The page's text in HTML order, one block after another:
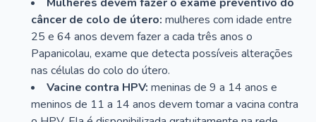
Mulheres devem fazer o exame preventivo do
câncer de colo de útero: mulheres com idade entre
25 e 64 anos devem fazer a cada três anos o
Papanicolau, exame que detecta possíveis alterações
nas células do colo do útero.
Vacine contra HPV: meninas de 9 a 14 anos e
meninos de 11 a 14 anos devem tomar a vacina contra